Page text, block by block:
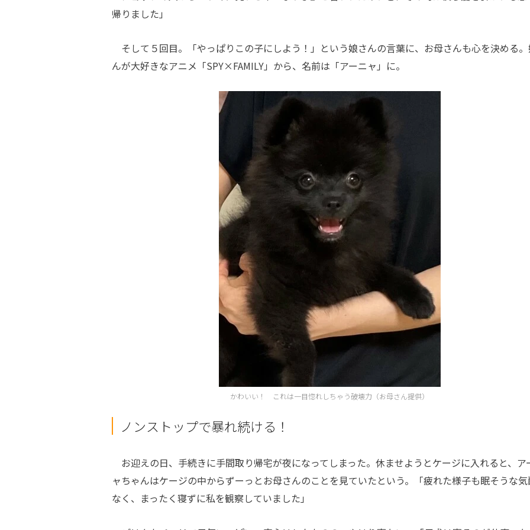
帰りました」
そして５回目。「やっぱりこの子にしよう！」という娘さんの言葉に、お母さんも心を決める
んが大好きなアニメ「SPY×FAMILY」から、名前は「アーニャ」に。
かわいい！ これは一目惚れしちゃう破壊力（お母さん提供）
ノンストップで暴れ続ける！
お迎えの日、手続きに手間取り帰宅が夜になってしまった。休ませようとケージに入れると、ア
ャちゃんはケージの中からずーっとお母さんのことを見ていたという。「疲れた様子も眠そうな
なく、まったく寝ずに私を観察していました」